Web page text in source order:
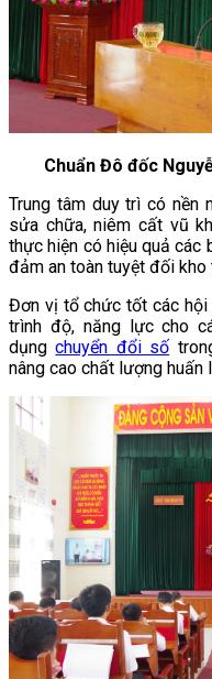
Chuẩn Đô đốc
Trung tâm duy trì có nền
sửa chữa, niêm cất vũ
thực hiện có hiệu quả các
đảm an toàn tuyệt đối
Đơn vị tổ chức tốt các hội
trình độ, năng lực cho
dụngchuyển đổi số
nâng cao chất lượng huấn